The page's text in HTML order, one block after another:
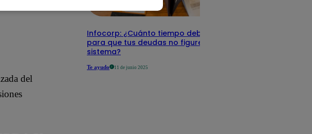
del
Infocorp: ¿Cuánto tiempo debe pasar
para que tus deudas no figuren en su
sistema?
Te ayudo 11 de junio 2025